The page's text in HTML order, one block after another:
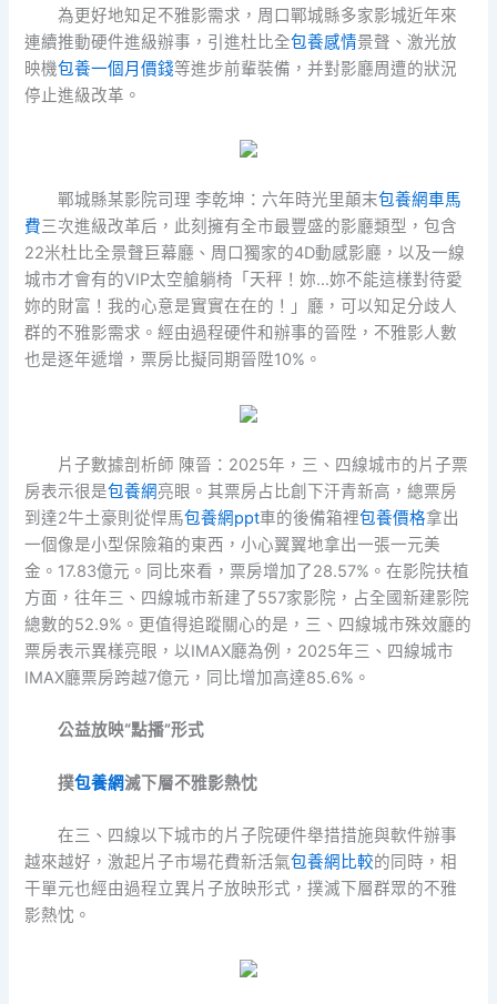
為更好地知足不雅影需求，周口鄲城縣多家影城近年來
連續推動硬件進級辦事，引進杜比全包養感情景聲、激光放
映機包養一個月價錢等進步前輩裝備，并對影廳周遭的狀況
停止進級改革。
鄲城縣某影院司理 李乾坤：六年時光里顛末包養網車馬
費三次進級改革后，此刻擁有全市最豐盛的影廳類型，包含
22米杜比全景聲巨幕廳、周口獨家的4D動感影廳，以及一線
城市才會有的VIP太空艙躺椅「天秤！妳…妳不能這樣對待愛
妳的財富！我的心意是實實在在的！」廳，可以知足分歧人
群的不雅影需求。經由過程硬件和辦事的晉陞，不雅影人數
也是逐年遞增，票房比擬同期晉陞10%。
片子數據剖析師 陳晉：2025年，三、四線城市的片子票
房表示很是包養網亮眼。其票房占比創下汗青新高，總票房
到達2牛土豪則從悍馬包養網ppt車的後備箱裡包養價格拿出
一個像是小型保險箱的東西，小心翼翼地拿出一張一元美
金。17.83億元。同比來看，票房增加了28.57%。在影院扶植
方面，往年三、四線城市新建了557家影院，占全國新建影院
總數的52.9%。更值得追蹤關心的是，三、四線城市殊效廳的
票房表示異樣亮眼，以IMAX廳為例，2025年三、四線城市
IMAX廳票房跨越7億元，同比增加高達85.6%。
公益放映“點播”形式
撲包養網滅下層不雅影熱忱
在三、四線以下城市的片子院硬件舉措措施與軟件辦事
越來越好，激起片子市場花費新活氣包養網比較的同時，相
干單元也經由過程立異片子放映形式，撲滅下層群眾的不雅
影熱忱。